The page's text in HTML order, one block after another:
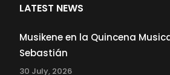
LATEST NEWS
Musikene en la Quincena
Sebastián
30 July, 2026